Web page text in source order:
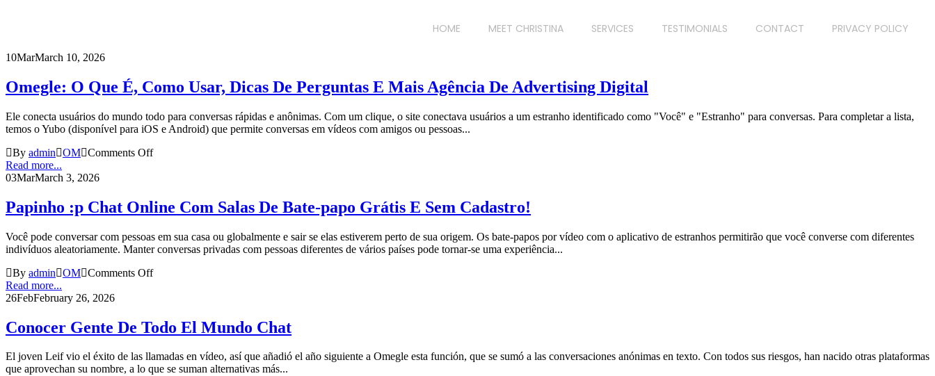
HOME MEET CHRISTINA SERVICES TESTIMONIALS CONTACT PRIVACY POLICY
10MarMarch 10, 2026
Omegle: O Que É, Como Usar, Dicas De Perguntas E Mais Agência De Advertising Digital
Ele conecta usuários do mundo todo para conversas rápidas e anônimas. Com um clique, o site conectava usuários a um estranho identificado como "Você" e "Estranho" para conversas. Para completar a lista,
temos o Yubo (disponível para iOS e Android) que permite conversas em vídeos com amigos ou pessoas...
By admin OM Comments Off
Read more...
03MarMarch 3, 2026
Papinho :p Chat Online Com Salas De Bate-papo Grátis E Sem Cadastro!
Você pode conversar com pessoas em sua casa ou globalmente e sair se elas estiverem perto de sua origem. Os bate-papos por vídeo com o aplicativo de estranhos permitirão que você converse com diferentes
indivíduos aleatoriamente. Manter conversas privadas com pessoas diferentes de vários países pode tornar-se uma experiência...
By admin OM Comments Off
Read more...
26FebFebruary 26, 2026
Conocer Gente De Todo El Mundo Chat
El joven Leif vio el éxito de las llamadas en vídeo, así que añadió el año siguiente a Omegle esta función, que se sumó a las conversaciones anónimas en texto. Con todos sus riesgos, han nacido otras plataformas
que aprovechan su nombre, a lo que se suman alternativas más...